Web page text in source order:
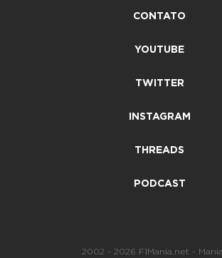
CONTATO
YOUTUBE
TWITTER
INSTAGRAM
THREADS
PODCAST
2002 - 2026 F1Mania.net -